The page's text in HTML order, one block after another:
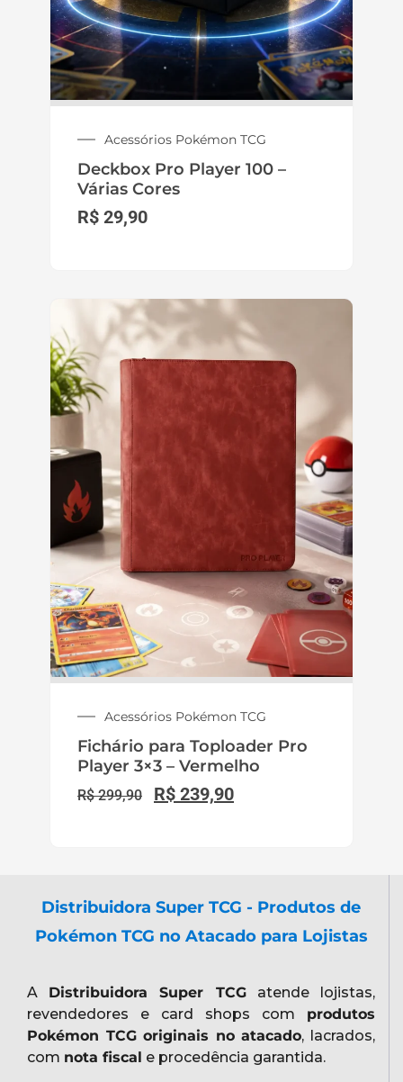
Acessórios Pokémon TCG
Deckbox Pro Player 100 –
Várias Cores
R$ 29,90
Acessórios Pokémon TCG
Fichário para Toploader Pro
Player 3×3 – Vermelho
R$299,90 R$ 239,90
Distribuidora Super TCG - Produtos de
Pokémon TCG no Atacado para Lojistas
A Distribuidora Super TCGatende lojistas,
revendedores e card shops com produtos
Pokémon TCG originais no atacado, lacrados,
com nota fiscal e procedência garantida.